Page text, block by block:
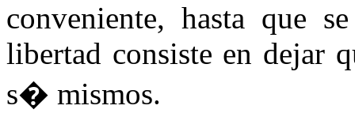
conveniente, hasta que
libertad consiste en dejar
s� mismos.